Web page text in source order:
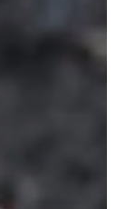
pisando la
las últimas horas
municipio de
en el
habría